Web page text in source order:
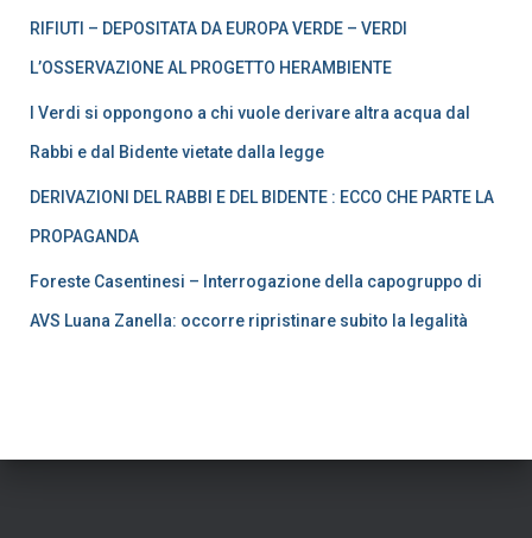
RIFIUTI – DEPOSITATA DA EUROPA VERDE – VERDI
L’OSSERVAZIONE AL PROGETTO HERAMBIENTE
I Verdi si oppongono a chi vuole derivare altra acqua dal
Rabbi e dal Bidente vietate dalla legge
DERIVAZIONI DEL RABBI E DEL BIDENTE : ECCO CHE PARTE LA
PROPAGANDA
Foreste Casentinesi – Interrogazione della capogruppo di
AVS Luana Zanella: occorre ripristinare subito la legalità